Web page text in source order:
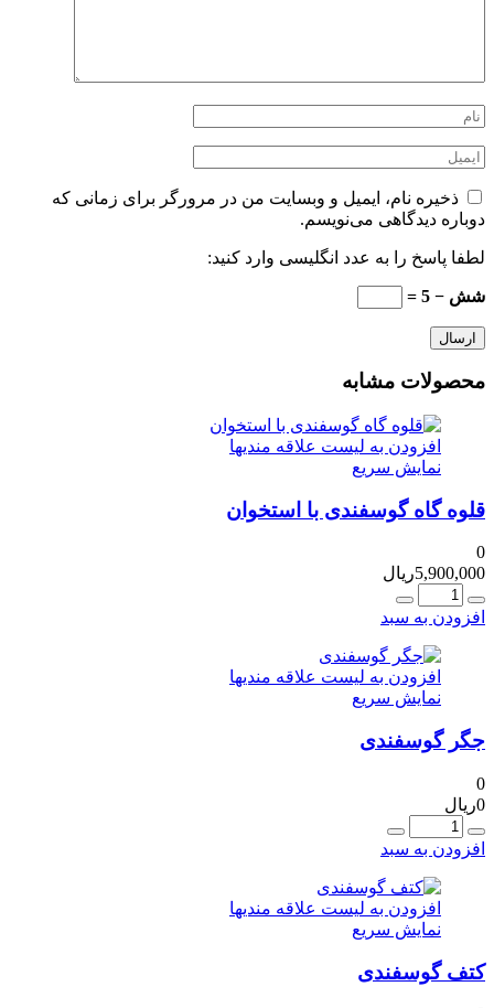
ذخیره نام، ایمیل و وبسایت من در مرورگر برای زمانی که
دوباره دیدگاهی می‌نویسم.
لطفا پاسخ را به عدد انگلیسی وارد کنید:
شش − 5 =
محصولات مشابه
افزودن به لیست علاقه مندیها
نمایش سریع
قلوه گاه گوسفندی با استخوان
5,900,000ریال
تعداد
افزودن به سبد
افزودن به لیست علاقه مندیها
نمایش سریع
جگر گوسفندی
ریال
تعداد
افزودن به سبد
افزودن به لیست علاقه مندیها
نمایش سریع
کتف گوسفندی